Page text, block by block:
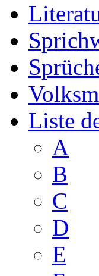
Liste
A
B
C
D
E